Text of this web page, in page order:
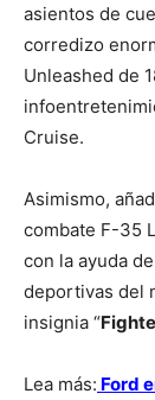
asientos de
corredizo
Unleashed de
Cruise.
Asimismo,
combate F-35
con la ayuda
deportivas del
insignia “
Lea más: Ford